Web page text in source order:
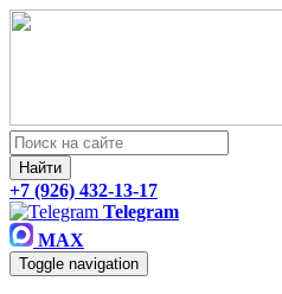
Найти
+7 (926) 432-13-17
Telegram
MAX
Toggle navigation